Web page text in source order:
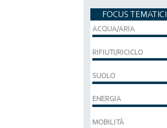
FOCUS TEMATICI
ACQUA/ARIA
RIFIUTI/RICICLO
SUOLO
ENERGIA
MOBILITÀ